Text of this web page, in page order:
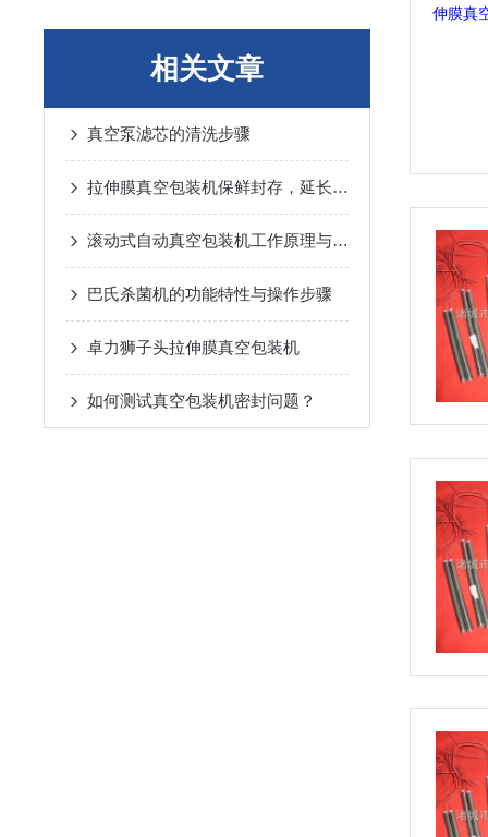
相关文章
真空泵滤芯的清洗步骤
拉伸膜真空包装机保鲜封存，延长食品保质期
滚动式自动真空包装机工作原理与设备特性
巴氏杀菌机的功能特性与操作步骤
卓力狮子头拉伸膜真空包装机
如何测试真空包装机密封问题？